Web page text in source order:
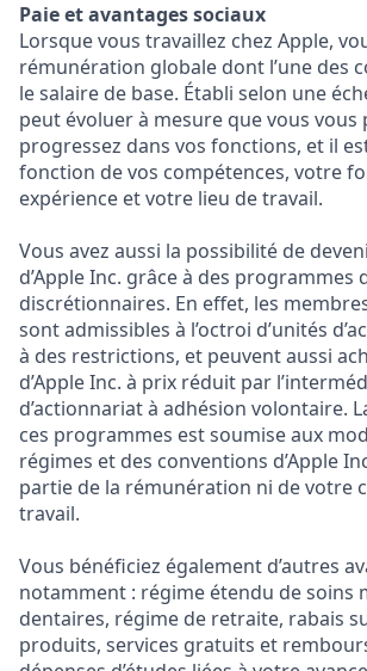
Paie et avantages sociaux
Lorsque vous travaillez chez Apple,
rémunération globale dont l’une des
le salaire de base. Établi selon une
peut évoluer à mesure que vous
progressez dans vos fonctions, et il
fonction de vos compétences, votre
expérience et votre lieu de travail.
Vous avez aussi la possibilité de
d’Apple Inc. grâce à des programmes
discrétionnaires. En effet, les
sont admissibles à l’octroi d’unités
à des restrictions, et peuvent aussi
d’Apple Inc. à prix réduit par
d’actionnariat à adhésion volontaire.
ces programmes est soumise aux
régimes et des conventions d’Apple
partie de la rémunération ni de votre
travail.
Vous bénéficiez également d’autres
notamment : régime étendu de soins
dentaires, régime de retraite, rabais
produits, services gratuits et